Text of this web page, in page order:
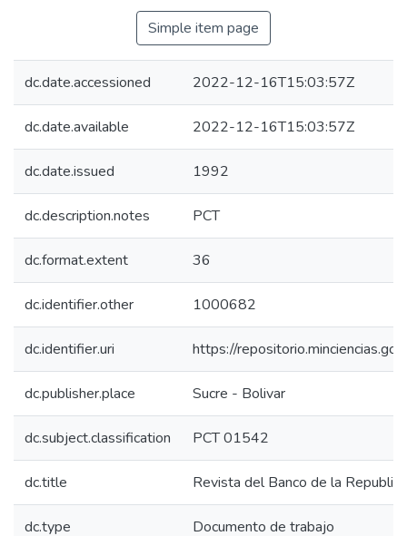
Simple item page
dc.date.accessioned 2022-12-16T15:03:57Z
dc.date.available 2022-12-16T15:03:57Z
dc.date.issued 1992
dc.description.notes PCT
dc.format.extent 36
dc.identifier.other 1000682
dc.identifier.uri https://
dc.publisher.place Sucre - Bolivar
dc.subject.classification PCT 01542
dc.title Revista del Banco de la
dc.type Documento de trabajo